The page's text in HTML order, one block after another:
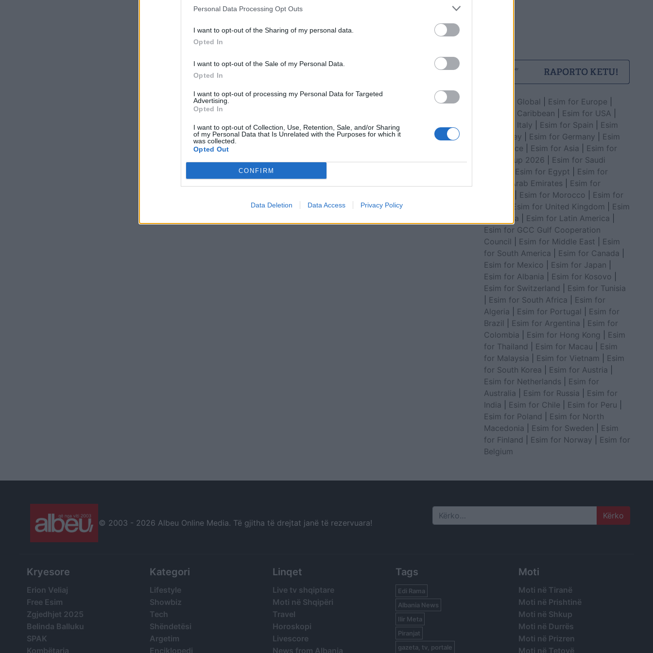
Personal Data Processing Opt Outs
I want to opt-out of the Sharing of my personal data.
Opted In
I want to opt-out of the Sale of my Personal Data.
Opted In
I want to opt-out of processing my Personal Data for Targeted
Advertising.
Opted In
I want to opt-out of Collection, Use, Retention, Sale, and/or Sharing
of my Personal Data that Is Unrelated with the Purposes for which it
was collected.
Opted Out
CONFIRM
Data Deletion Data Access Privacy Policy
Esim for Global Esim for Europe
Esim for Caribbean
Esim for USA
Esim for Italy
Esim for Spain
Esim
for Turkey
Esim for Germany
Esim
for Greece
Esim for Asia
Esim for
World Cup 2026
Esim for Saudi
Esim for Egypt
Esim for
United Arab Emirates
Esim for
Esim for Morocco
Esim for
Esim for United Kingdom
Esim
for Africa
Esim for Latin America
Esim for GCC Gulf Cooperation
Council
Esim for Middle East
Esim
for South America
Esim for Canada
Esim for Mexico
Esim for Japan
Esim for Albania
Esim for Kosovo
Esim for Switzerland
Esim for Tunisia
Esim for South Africa
Esim for
Algeria
Esim for Portugal
Esim for
Brazil
Esim for Argentina
Esim for
Colombia
Esim for Hong Kong
Esim
for Thailand
Esim for Macau
Esim
for Malaysia
Esim for Vietnam
Esim
for South Korea
Esim for Austria
Esim for Netherlands
Esim for
Australia
Esim for Russia
Esim for
India
Esim for Chile Esim for Peru
Esim for Poland
Esim for North
Macedonia
Esim for Sweden
Esim
for Finland
Esim for Norway
Esim for
Belgium
© 2003 - 2026 Albeu Online Media. Të gjitha të drejtat janë të rezervuara! Search
Kryesore
Erion Veliaj
Free Esim
Zgjedhjet 2025
Belinda Balluku
SPAK
Kombëtarja
Kategori
Lifestyle
Showbiz
Tech
Shëndetësi
Argetim
Enciklopedi
Linqet
Live tv shqiptare
Moti në Shqipëri
Travel
Horoskopi
Livescore
News from Albania
Tags
Edi Rama
Albania News
Ilir Meta
Piranjat
gazeta, tv, portale
Moti
Moti në Tiranë
Moti në Prishtinë
Moti në Shkup
Moti në Durrës
Moti në Prizren
Moti në Tetovë